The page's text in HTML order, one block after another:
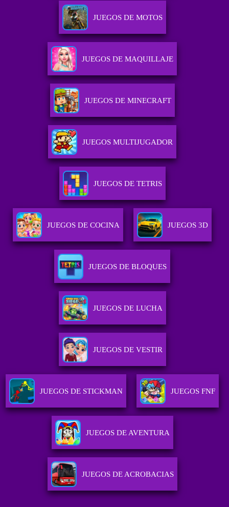
JUEGOS DE MOTOS
JUEGOS DE MAQUILLAJE
JUEGOS DE MINECRAFT
JUEGOS MULTIJUGADOR
JUEGOS DE TETRIS
JUEGOS DE COCINA JUEGOS 3D
JUEGOS DE BLOQUES
JUEGOS DE LUCHA
JUEGOS DE VESTIR
JUEGOS DE STICKMAN JUEGOS FNF
JUEGOS DE AVENTURA
JUEGOS DE ACROBACIAS